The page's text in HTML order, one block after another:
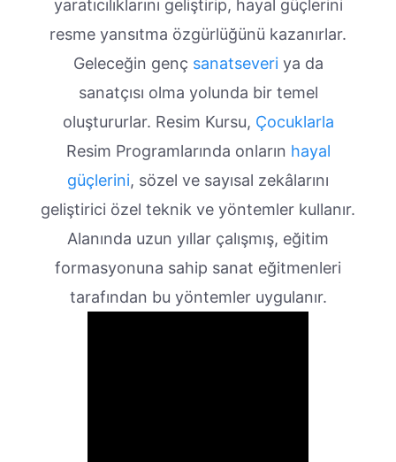
yaratıcılıklarını geliştirip, hayal güçlerini
resme yansıtma özgürlüğünü kazanırlar.
Geleceğin genç sanatseveriya da
sanatçısı olma yolunda bir temel
oluştururlar. Resim Kursu, Çocuklarla
Resim Programlarında onların hayal
güçlerini, sözel ve sayısal zekâlarını
geliştirici özel teknik ve yöntemler kullanır.
Alanında uzun yıllar çalışmış, eğitim
formasyonuna sahip sanat eğitmenleri
tarafından bu yöntemler uygulanır.